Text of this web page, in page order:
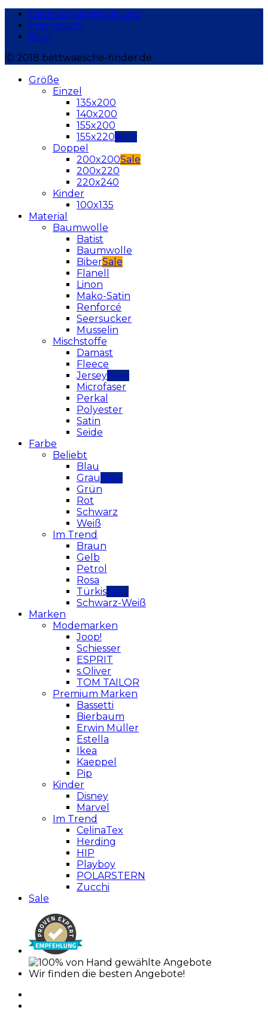
Datenschutzerklärung
Impressum
Blog
Ⓒ 2018 bettwaesche-finder.de
Größe
Einzel
135x200
140x200
155x200
155x220
Doppel
200x200
200x220
220x240
Kinder
100x135
Material
Baumwolle
Batist
Baumwolle
Biber
Flanell
Linon
Mako-Satin
Renforcé
Seersucker
Musselin
Mischstoffe
Damast
Fleece
Jersey
Microfaser
Perkal
Polyester
Satin
Seide
Farbe
Beliebt
Blau
Grau
Grün
Rot
Schwarz
Weiß
Im Trend
Braun
Gelb
Petrol
Rosa
Türkis
Schwarz-Weiß
Marken
Modemarken
Joop!
Schiesser
ESPRIT
s.Oliver
TOM TAILOR
Premium Marken
Bassetti
Bierbaum
Erwin Müller
Estella
Ikea
Kaeppel
Pip
Kinder
Disney
Marvel
Im Trend
CelinaTex
Herding
HIP
Playboy
POLARSTERN
Zucchi
Sale
Wir finden die besten Angebote!